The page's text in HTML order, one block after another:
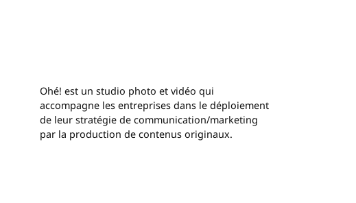
Ohé! est un studio photo et vidéo qui
accompagne les entreprises dans le déploiement
de leur stratégie de communication/marketing
par la production de contenus originaux.